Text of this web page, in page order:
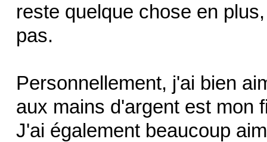
reste quelque chose en
pas.
Personnellement, j'ai bien
aux mains d'argent est mon
J'ai également beaucoup